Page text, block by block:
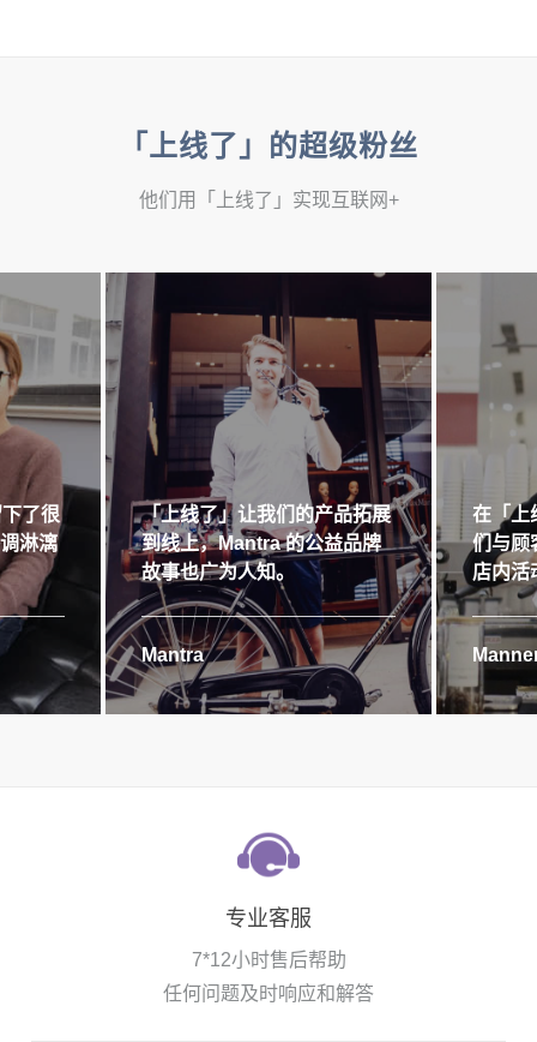
「上线了」的超级粉丝
他们用「上线了」实现互联网+
了很
淋漓
「上线了」让我们的产品拓展
到线上，Mantra 的公益品牌
故事也广为人知。
Mantra
在「上
们与顾
店内活
专业客服
7*12小时售后帮助
任何问题及时响应和解答